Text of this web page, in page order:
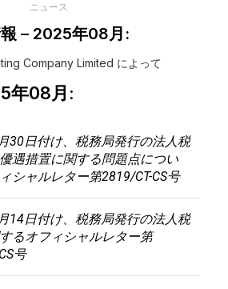
ニュース
– 2025年08月:
Company Limited によって
年08月:
30日付け、税務局発行の法人税
遇措置に関する問題点につい
シャルレター第2819/CT-CS号
14日付け、税務局発行の法人税
るオフィシャルレター第
号